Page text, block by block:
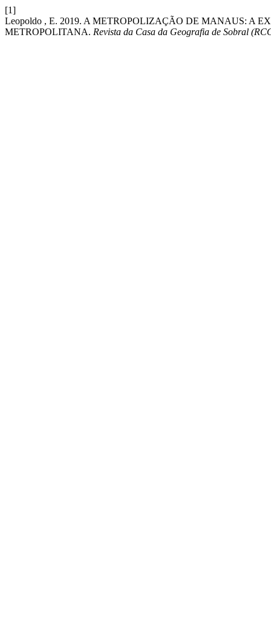
[1]
Leopoldo , E. 2019. A METROPOLIZAÇÃO DE MANAUS: A
METROPOLITANA. Revista da Casa da Geografia de Sobral